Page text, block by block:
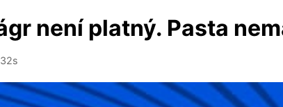
není platný. Pasta